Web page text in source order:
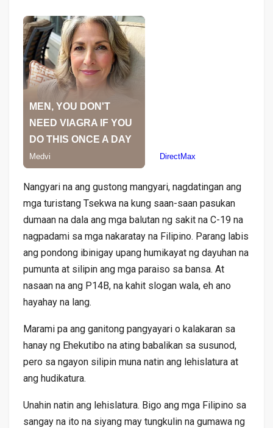
Nangyari na ang gustong mangyari, nagdatingan ang
mga turistang Tsekwa na kung saan-saan pasukan
dumaan na dala ang mga balutan ng sakit na C-19 na
nagpadami sa mga nakaratay na Filipino. Parang labis
ang pondong ibinigay upang humikayat ng dayuhan na
pumunta at silipin ang mga paraiso sa bansa. At
nasaan na ang P14B, na kahit slogan wala, eh ano
hayahay na lang.
Marami pa ang ganitong pangyayari o kalakaran sa
hanay ng Ehekutibo na ating babalikan sa susunod,
pero sa ngayon silipin muna natin ang lehislatura at
ang hudikatura.
Unahin natin ang lehislatura. Bigo ang mga Filipino sa
sangay na ito na siyang may tungkulin na gumawa ng